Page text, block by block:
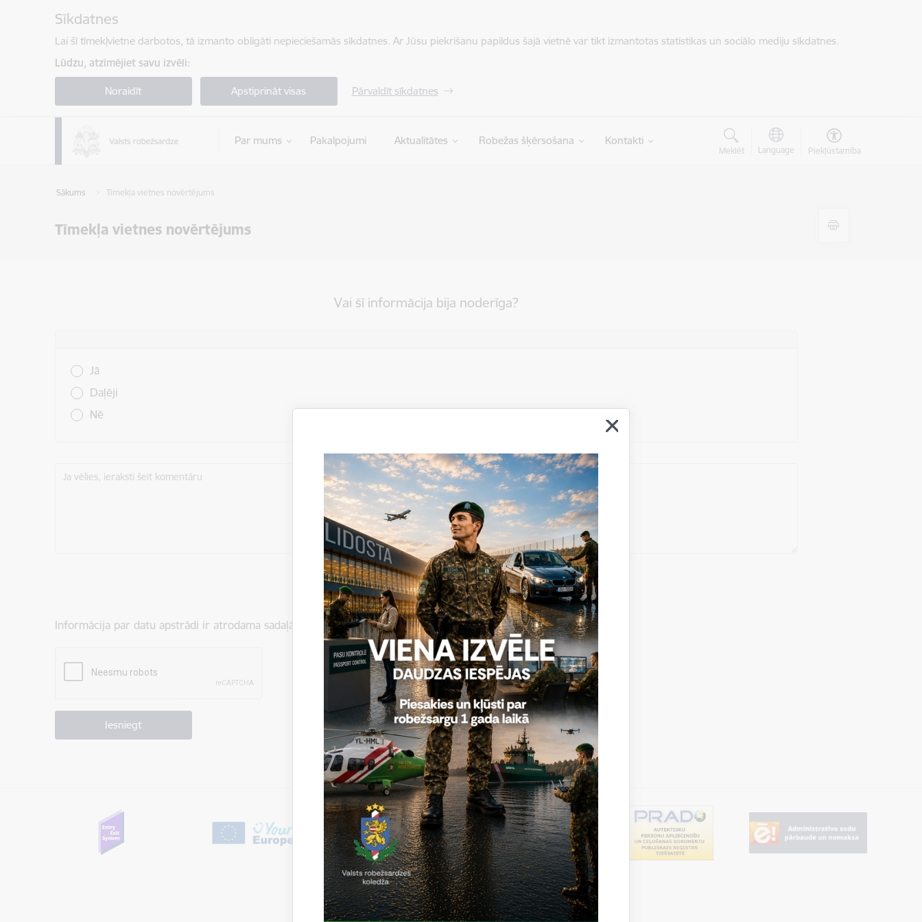
Sīkdatnes
Lai šī tīmekļvietne darbotos, tā izmanto obligāti nepieciešamās sīkdatnes. Ar Jūsu piekrišanu papildus šajā vietnē var tikt izmantotas statistikas un sociālo mediju sīkdatnes.
Lūdzu, atzīmējiet savu izvēli:
Noraidīt Apstiprināt visas Pārvaldīt sīkdatnes
Par mums Pakalpojumi Aktualitātes Robežas šķērsošana Kontakti
Meklēt Language Piekļūstamība
Sākums Tīmekļa vietnes novērtējums
Tīmekļa vietnes novērtējums
Vai šī informācija bija noderīga?
Jā
Daļēji
Nē
Ja vēlies, ieraksti šeit komentāru
Vēlos atstāt savu e-pastu saziņai
Informācija par datu apstrādi ir atrodama sadaļā: Privātuma politika
Vai šī informācija bija noderīga?